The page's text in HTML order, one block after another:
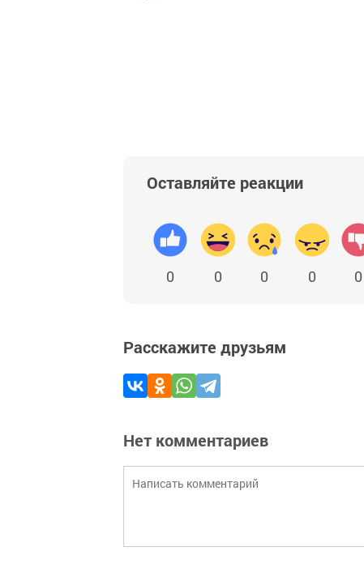
Оставляйте реакции
0 0 0 0 0
Расскажите друзьям
Нет комментариев